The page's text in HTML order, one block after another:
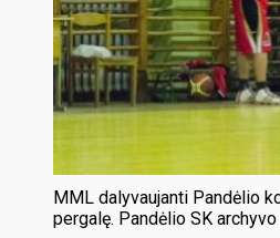
MML dalyvaujanti Pandėlio
pergalę. Pandėlio SK archyvo